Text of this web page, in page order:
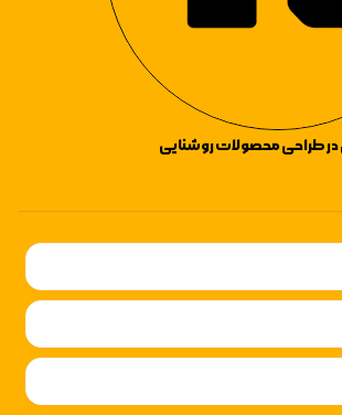
یخچال، تلویزیون،
کامپیوتر و سایر
دستگاه‌های
حساس، با کیفیت
ساخت بالا و دارایدر طراحی محصولات روشنایی